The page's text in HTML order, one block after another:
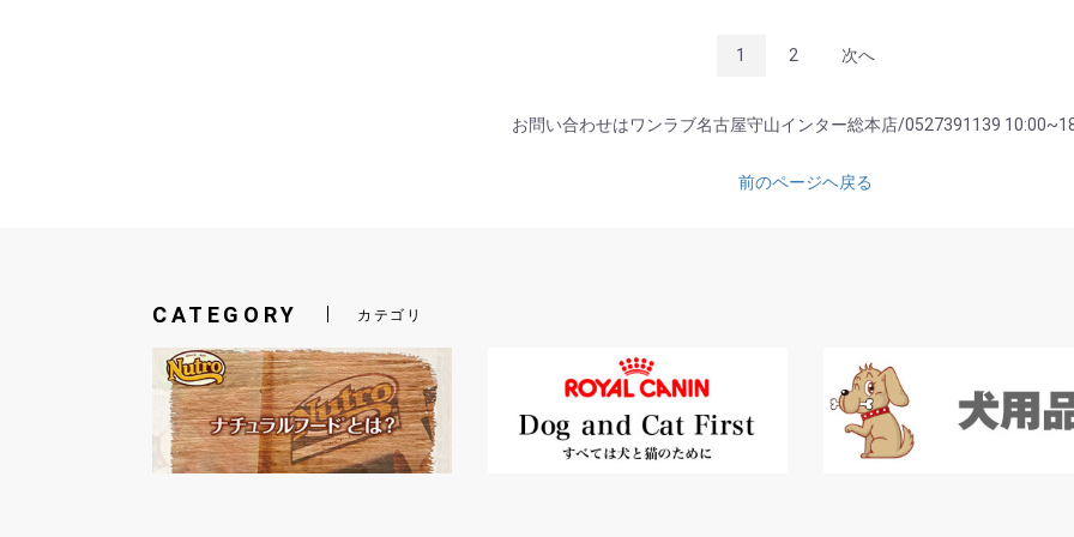
1 2 次へ
お問い合わせはワンラブ名古屋守山インター総本店/0527391139
前のページヘ戻る
CATEGORY カテゴリ